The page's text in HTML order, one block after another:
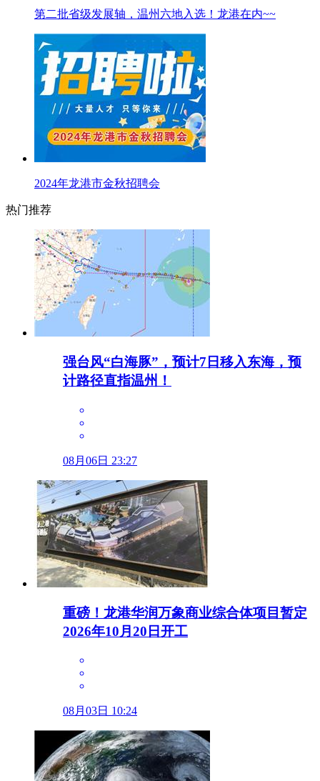
第二批省级发展轴，温州六地入选！龙港在内~~
2024年龙港市金秋招聘会
热门推荐
强台风“白海豚”，预计7日移入东海，预
计路径直指温州！
08月06日 23:27
重磅！龙港华润万象商业综合体项目暂定
2026年10月20日开工
08月03日 10:24